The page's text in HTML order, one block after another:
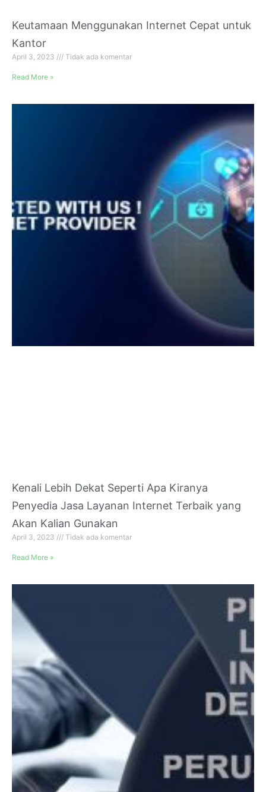
Keutamaan Menggunakan Internet Cepat untuk
Kantor
April 3, 2023 Tidak ada komentar
Read More »
Kenali Lebih Dekat Seperti Apa Kiranya
Penyedia Jasa Layanan Internet Terbaik yang
Akan Kalian Gunakan
April 3, 2023 Tidak ada komentar
Read More »